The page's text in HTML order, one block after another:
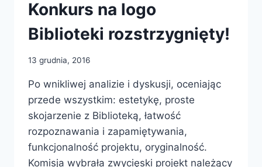
Konkurs na logo
Biblioteki rozstrzygnięty!
13 grudnia, 2016
Po wnikliwej analizie i dyskusji, oceniając
przede wszystkim: estetykę, proste
skojarzenie z Biblioteką, łatwość
rozpoznawania i zapamiętywania,
funkcjonalność projektu, oryginalność.
Komisja wybrała zwycięski projekt należący